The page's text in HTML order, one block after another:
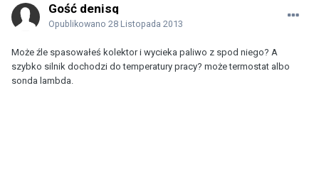
Gość denisq
Opublikowano 28 Listopada 2013
Może źle spasowałeś kolektor i wycieka paliwo z spod niego? A
szybko silnik dochodzi do temperatury pracy? może termostat albo
sonda lambda.